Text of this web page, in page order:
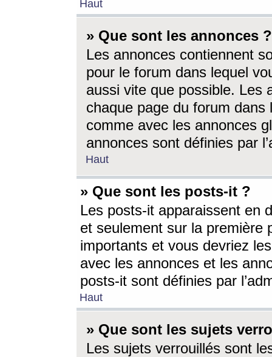
Haut
» Que sont les annonces ?
Les annonces contiennent
pour le forum dans lequel
aussi vite que possible. Les
chaque page du forum dans
comme avec les annonces
annonces sont définies par
Haut
» Que sont les posts-it ?
Les posts-it apparaissent en
et seulement sur la première
importants et vous devriez
avec les annonces et les
posts-it sont définies par
Haut
» Que sont les sujets
Les sujets verrouillés sont